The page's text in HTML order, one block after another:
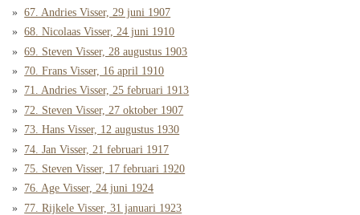
67. Andries Visser, 29 juni 1907
68. Nicolaas Visser, 24 juni 1910
69. Steven Visser, 28 augustus 1903
70. Frans Visser, 16 april 1910
71. Andries Visser, 25 februari 1913
72. Steven Visser, 27 oktober 1907
73. Hans Visser, 12 augustus 1930
74. Jan Visser, 21 februari 1917
75. Steven Visser, 17 februari 1920
76. Age Visser, 24 juni 1924
77. Rijkele Visser, 31 januari 1923